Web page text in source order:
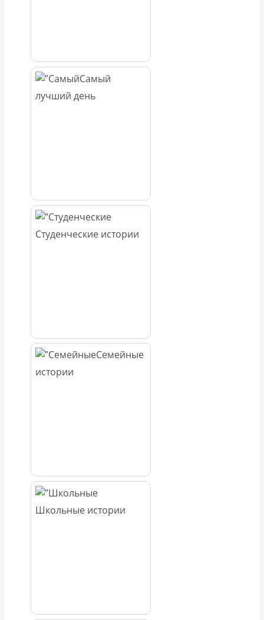
Самый
лучший день
Студенческие истории
Семейные
истории
Школьные истории